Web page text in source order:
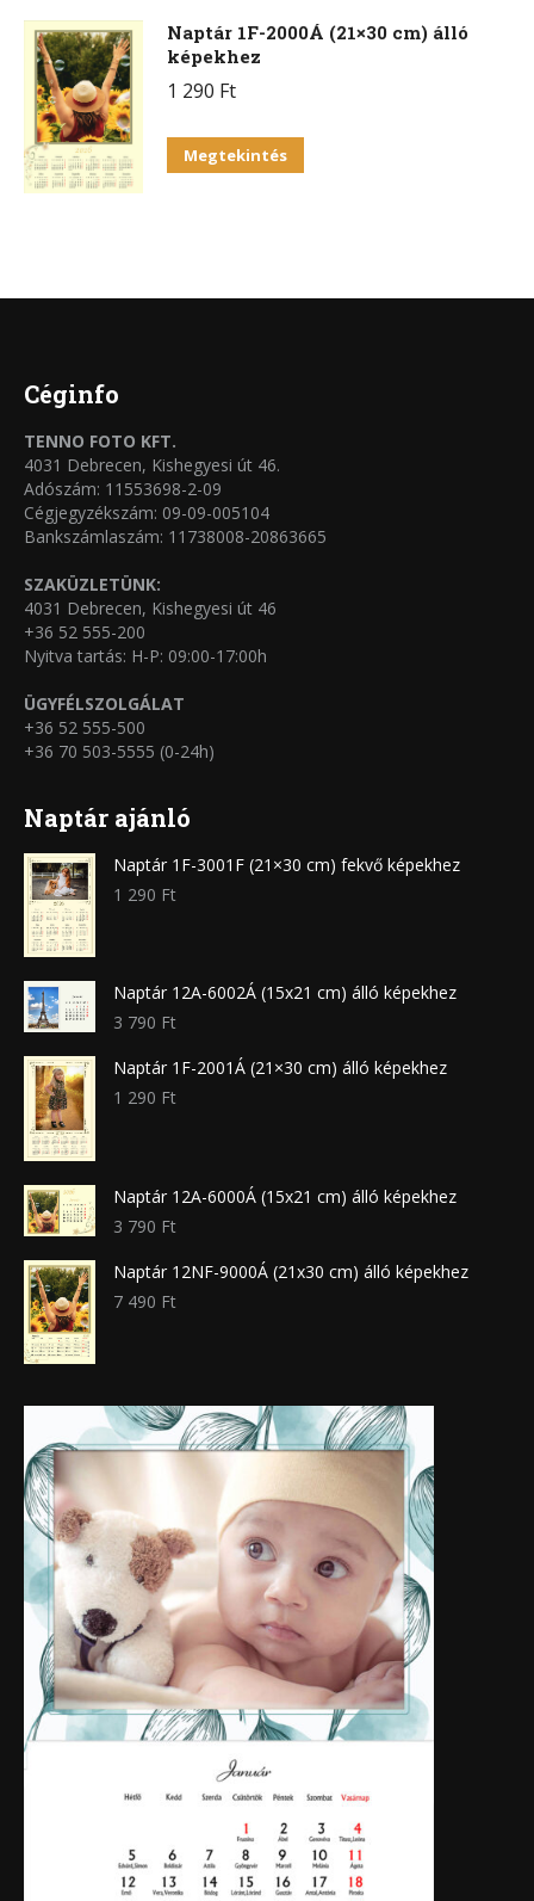
Naptár 1F-2000Á (21×30 cm) álló
képekhez
1 290 Ft
Megtekintés
Céginfo
TENNO FOTO KFT.
4031 Debrecen, Kishegyesi út 46.
Adószám: 11553698-2-09
Cégjegyzékszám: 09-09-005104
Bankszámlaszám: 11738008-20863665
SZAKÜZLETÜNK:
4031 Debrecen, Kishegyesi út 46
+36 52 555-200
Nyitva tartás: H-P: 09:00-17:00h
ÜGYFÉLSZOLGÁLAT
+36 52 555-500
+36 70 503-5555 (0-24h)
Naptár ajánló
Naptár 1F-3001F (21×30 cm) fekvő képekhez
1 290 Ft
Naptár 12A-6002Á (15x21 cm) álló képekhez
3 790 Ft
Naptár 1F-2001Á (21×30 cm) álló képekhez
1 290 Ft
Naptár 12A-6000Á (15x21 cm) álló képekhez
3 790 Ft
Naptár 12NF-9000Á (21x30 cm) álló képekhez
7 490 Ft